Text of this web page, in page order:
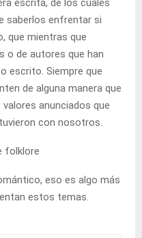
saberlos enfrentar si
que mientras que
o de autores que han
escrito. Siempre que
de alguna manera que
anunciados que
con nosotros.
folklore
eso es algo más
estos temas.